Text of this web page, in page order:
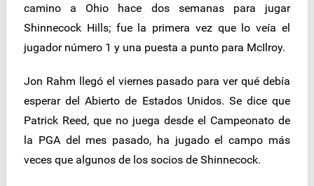
camino a Ohio hace dos semanas para jugar
Shinnecock Hills; fue la primera vez que lo veía el
jugador número 1 y una puesta a punto para McIlroy.
Jon Rahm llegó el viernes pasado para ver qué debía
esperar del Abierto de Estados Unidos. Se dice que
Patrick Reed, que no juega desde el Campeonato de
la PGA del mes pasado, ha jugado el campo más
veces que algunos de los socios de Shinnecock.